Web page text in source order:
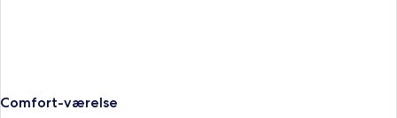
Comfort-værelse